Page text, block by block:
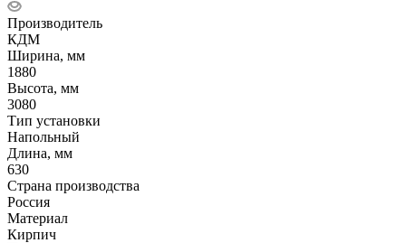
Производитель
КДМ
Ширина, мм
1880
Высота, мм
3080
Тип установки
Напольный
Длина, мм
630
Страна производства
Россия
Материал
Кирпич